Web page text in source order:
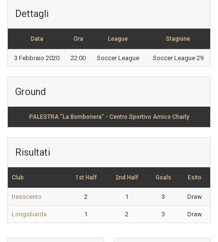
Dettagli
Data Ora League Stagione
3 Febbraio 2020 22:00 Soccer League Soccer League 29
Ground
PALESTRA "La Bombonera" - Centro Sportivo Amico Charly
Risultati
Club 1st Half 2nd Half Goals Esito
tresscento 2 1 3 Draw
Longobarda 1 2 3 Draw